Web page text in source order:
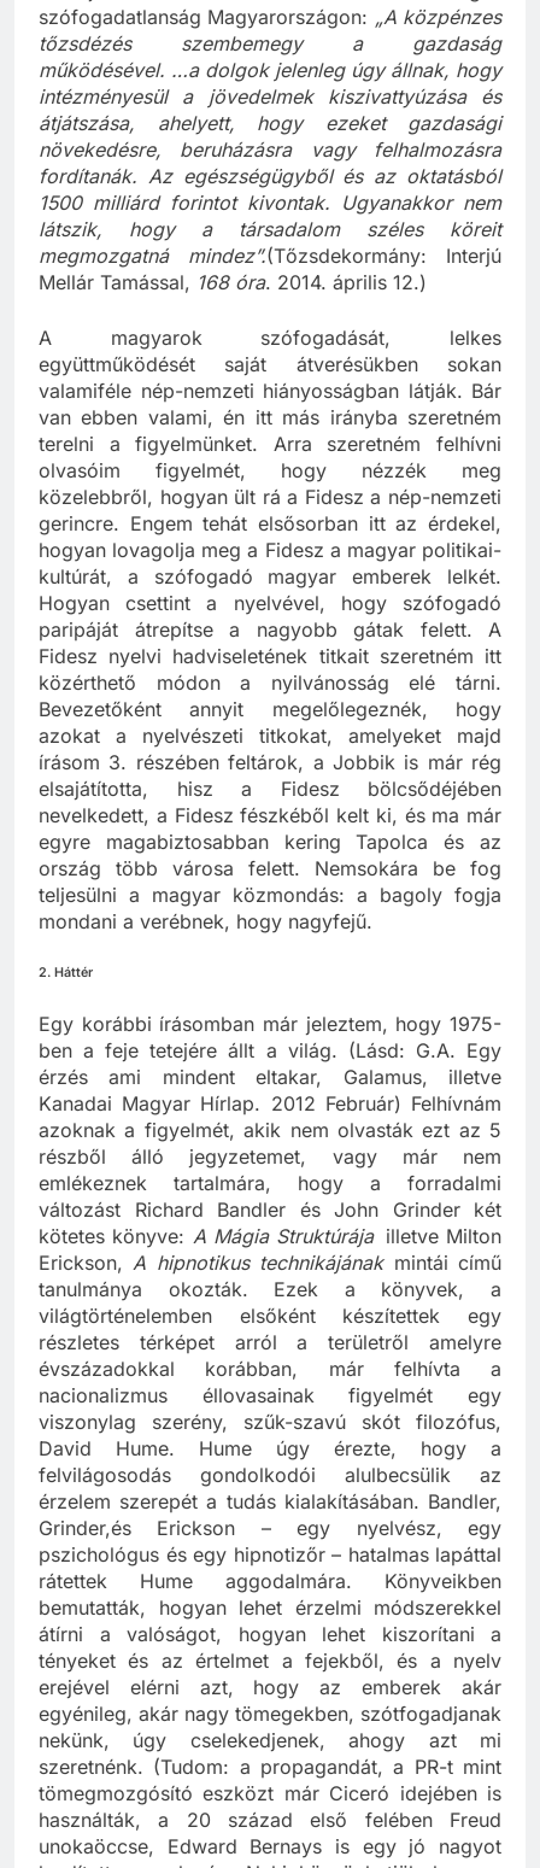
szófogadatlanság Magyarországon: „A közpénzes
tőzsdézés szembemegy a gazdaság
működésével. …a dolgok jelenleg úgy állnak, hogy
intézményesül a jövedelmek kiszivattyúzása és
átjátszása, ahelyett, hogy ezeket gazdasági
növekedésre, beruházásra vagy felhalmozásra
fordítanák. Az egészségügyből és az oktatásból
1500 milliárd forintot kivontak. Ugyanakkor nem
látszik, hogy a társadalom széles köreit
megmozgatná mindez”.(Tőzsdekormány: Interjú
Mellár Tamással, 168 óra. 2014. április 12.)
A magyarok szófogadását, lelkes
együttműködését saját átverésükben sokan
valamiféle nép-nemzeti hiányosságban látják. Bár
van ebben valami, én itt más irányba szeretném
terelni a figyelmünket. Arra szeretném felhívni
olvasóim figyelmét, hogy nézzék meg
közelebbről, hogyan ült rá a Fidesz a nép-nemzeti
gerincre. Engem tehát elsősorban itt az érdekel,
hogyan lovagolja meg a Fidesz a magyar politikai-
kultúrát, a szófogadó magyar emberek lelkét.
Hogyan csettint a nyelvével, hogy szófogadó
paripáját átrepítse a nagyobb gátak felett. A
Fidesz nyelvi hadviseletének titkait szeretném itt
közérthető módon a nyilvánosság elé tárni.
Bevezetőként annyit megelőlegeznék, hogy
azokat a nyelvészeti titkokat, amelyeket majd
írásom 3. részében feltárok, a Jobbik is már rég
elsajátította, hisz a Fidesz bölcsődéjében
nevelkedett, a Fidesz fészkéből kelt ki, és ma már
egyre magabiztosabban kering Tapolca és az
ország több városa felett. Nemsokára be fog
teljesülni a magyar közmondás: a bagoly fogja
mondani a verébnek, hogy nagyfejű.
2. Háttér
Egy korábbi írásomban már jeleztem, hogy 1975-
ben a feje tetejére állt a világ. (Lásd: G.A. Egy
érzés ami mindent eltakar, Galamus, illetve
Kanadai Magyar Hírlap. 2012 Február) Felhívnám
azoknak a figyelmét, akik nem olvasták ezt az 5
részből álló jegyzetemet, vagy már nem
emlékeznek tartalmára, hogy a forradalmi
változást Richard Bandler és John Grinder két
kötetes könyve: A Mágia Struktúrájailletve Milton
Erickson,A hipnotikus technikájánakmintái című
tanulmánya okozták. Ezek a könyvek, a
világtörténelemben elsőként készítettek egy
részletes térképet arról a területről amelyre
évszázadokkal korábban, már felhívta a
nacionalizmus éllovasainak figyelmét egy
viszonylag szerény, szűk-szavú skót filozófus,
David Hume. Hume úgy érezte, hogy a
felvilágosodás gondolkodói alulbecsülik az
érzelem szerepét a tudás kialakításában. Bandler,
Grinder,és Erickson – egy nyelvész, egy
pszichológus és egy hipnotizőr – hatalmas lapáttal
rátettek Hume aggodalmára. Könyveikben
bemutatták, hogyan lehet érzelmi módszerekkel
átírni a valóságot, hogyan lehet kiszorítani a
tényeket és az értelmet a fejekből, és a nyelv
erejével elérni azt, hogy az emberek akár
egyénileg, akár nagy tömegekben, szótfogadjanak
nekünk, úgy cselekedjenek, ahogy azt mi
szeretnénk. (Tudom: a propagandát, a PR-t mint
tömegmozgósító eszközt már Ciceró idejében is
használták, a 20 század első felében Freud
unokaöccse, Edward Bernays is egy jó nagyot